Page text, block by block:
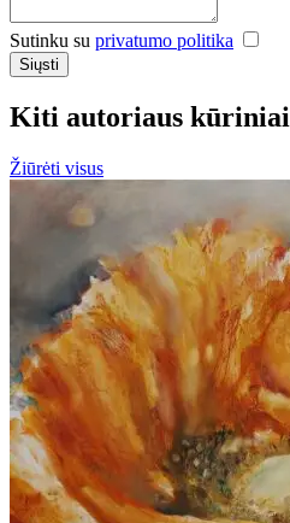
Sutinku su privatumo politika
Siųsti
Kiti autoriaus kūriniai
Žiūrėti visus